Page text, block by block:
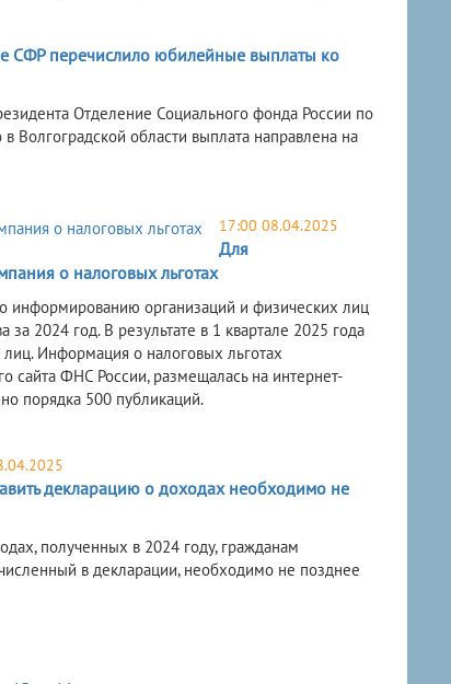
СФР перечислило юбилейные выплаты ко
Отделение Социального фонда России по
Волгоградской области выплата направлена на
17:00 08.04.2025
Для
о налоговых льготах
информированию организаций и физических лиц
2024 год. В результате в 1 квартале 2025 года
Информация о налоговых льготах
сайта ФНС России, размещалась на интернет-
порядка 500 публикаций.
декларацию о доходах необходимо не
полученных в 2024 году, гражданам
в декларации, необходимо не позднее